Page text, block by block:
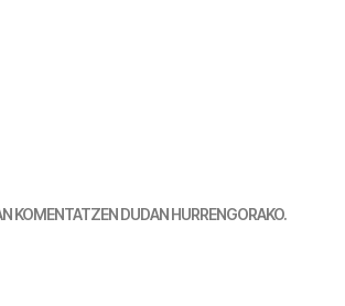
KOMENTATZEN DUDAN HURRENGORAKO.